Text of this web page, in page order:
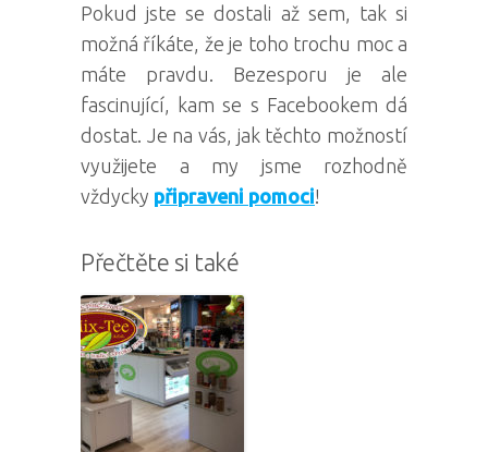
Pokud jste se dostali až sem, tak si
možná říkáte, že je toho trochu moc a
máte pravdu. Bezesporu je ale
fascinující, kam se s Facebookem dá
dostat. Je na vás, jak těchto možností
využijete a my jsme rozhodně
vždycky připraveni pomoci!
Přečtěte si také